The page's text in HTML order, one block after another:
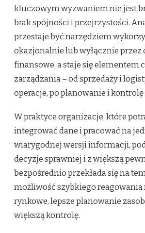
kluczowym wyzwaniem nie jest
brak spójności i przejrzystości.
przestaje być narzędziem
okazjonalnie lub wyłącznie przez
finansowe, a staje się elementem
zarządzania – od sprzedaży i
operacje, po planowanie i kontrolę
W praktyce organizacje, które
integrować dane i pracować na
wiarygodnej wersji informacji,
decyzje sprawniej i z większą
bezpośrednio przekłada się na
możliwość szybkiego reagowania
rynkowe, lepsze planowanie
większą kontrolę.